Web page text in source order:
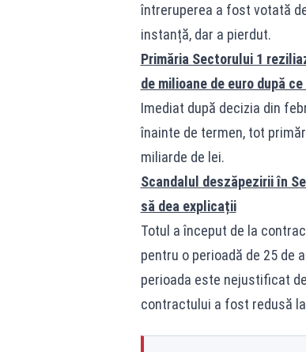
întreruperea a fost votată
instanță, dar a pierdut.
Primăria Sectorului 1
de milioane de euro după
Imediat după decizia din
înainte de termen, tot
miliarde de lei.
Scandalul deszăpezirii în
să dea explicații
Totul a început de la
pentru o perioadă de 25 de
perioada este nejustificat
contractului a fost redusă